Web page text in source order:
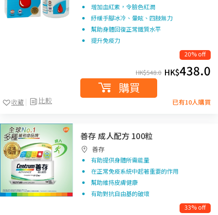
比較
收藏
增加血紅素，令臉色紅潤
紓緩手腳冰冷、暈眩、四肢無力
幫助身體回復正常鐵質水平
提升免疫力
20% off
HK$548.0 HK$438.0
購買
已有10人購買
善存 成人配方 100粒
善存
有助提供身體所需能量
在正常免疫系統中起著重要的作用
幫助維持皮膚健康
有助對抗自由基的破壞
33% off